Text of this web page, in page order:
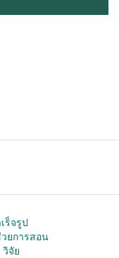
ร็จรูป
ยการสอน
จัย